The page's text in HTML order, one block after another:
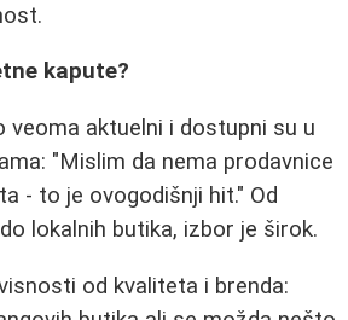
kapute?
veoma aktuelni i dostupni su u
"Mislim da nema prodavnice
- to je ovogodišnji hit." Od
lokalnih butika, izbor je širok.
od kvaliteta i brenda: